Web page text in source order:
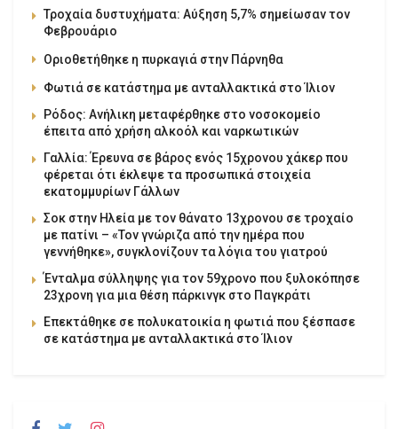
Τροχαία δυστυχήματα: Αύξηση 5,7% σημείωσαν τον
Φεβρουάριο
Οριοθετήθηκε η πυρκαγιά στην Πάρνηθα
Φωτιά σε κατάστημα με ανταλλακτικά στο Ίλιον
Ρόδος: Ανήλικη μεταφέρθηκε στο νοσοκομείο
έπειτα από χρήση αλκοόλ και ναρκωτικών
Γαλλία: Έρευνα σε βάρος ενός 15χρονου χάκερ που
φέρεται ότι έκλεψε τα προσωπικά στοιχεία
εκατομμυρίων Γάλλων
Σοκ στην Ηλεία με τον θάνατο 13χρονου σε τροχαίο
με πατίνι – «Τον γνώριζα από την ημέρα που
γεννήθηκε», συγκλονίζουν τα λόγια του γιατρού
Ένταλμα σύλληψης για τον 59χρονο που ξυλοκόπησε
23χρονη για μια θέση πάρκινγκ στο Παγκράτι
Επεκτάθηκε σε πολυκατοικία η φωτιά που ξέσπασε
σε κατάστημα με ανταλλακτικά στο Ίλιον